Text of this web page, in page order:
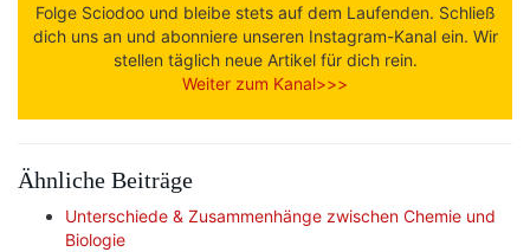
Folge Sciodoo und bleibe stets auf dem Laufenden. Schließ
dich uns an und abonniere unseren Instagram-Kanal ein. Wir
stellen täglich neue Artikel für dich rein.
Weiter zum Kanal>>>
Ähnliche Beiträge
Unterschiede & Zusammenhänge zwischen Chemie und
Biologie